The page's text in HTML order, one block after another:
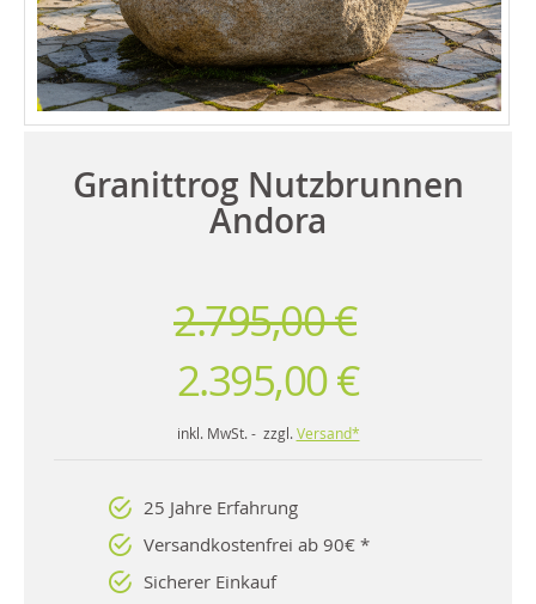
Granittrog Nutzbrunnen
Andora
2.795,00 €
2.395,00 €
inkl. MwSt. - zzgl. Versand*
25 Jahre Erfahrung
Versandkostenfrei ab 90€ *
Sicherer Einkauf